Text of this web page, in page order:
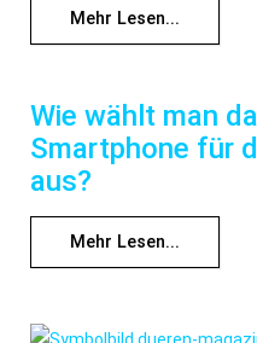
Mehr Lesen...
Wie wählt man
Smartphone für
aus?
Mehr Lesen...